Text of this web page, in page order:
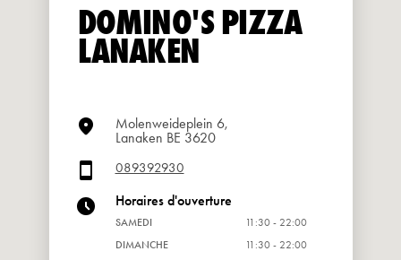
DOMINO'S PIZZA
LANAKEN
Molenweideplein 6,
Lanaken BE 3620
089392930
Horaires d'ouverture
SAMEDI
11:30 - 22:00
DIMANCHE
11:30 - 22:00